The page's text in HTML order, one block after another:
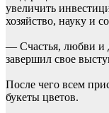
увеличить
хозяйство, науку и
— Счастья, любви и
завершил свое
После чего всем
букеты цветов.